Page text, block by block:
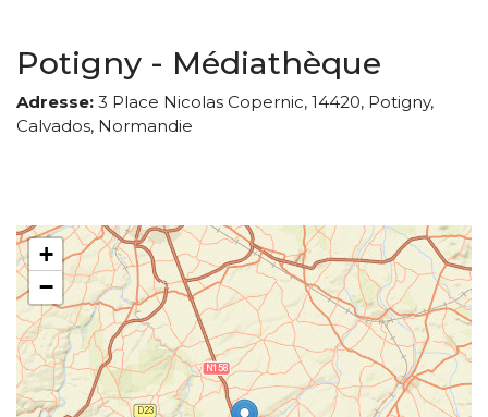
Potigny - Médiathèque
Adresse: 3 Place Nicolas Copernic, 14420, Potigny,
Calvados, Normandie
+
−